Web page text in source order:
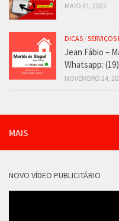
MAIO 31, 2022
DICAS /
Jean Fábio –
Whatsapp:
NOVEMBRO 24,
MAIS
NOVO VÍDEO PUBLICITÁRIO